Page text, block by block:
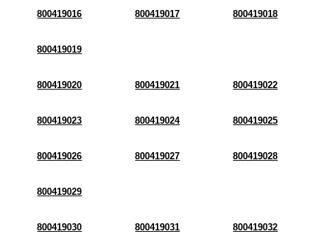
800419016 800419017 800419018
800419019
800419020 800419021 800419022
800419023 800419024 800419025
800419026 800419027 800419028
800419029
800419030 800419031 800419032